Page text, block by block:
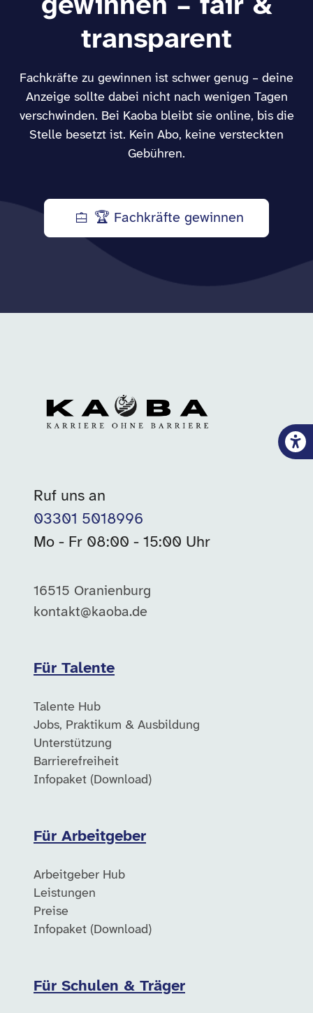
gewinnen – fair &
transparent
Fachkräfte zu gewinnen ist schwer genug – deine
Anzeige sollte dabei nicht nach wenigen Tagen
verschwinden. Bei Kaoba bleibt sie online, bis die
Stelle besetzt ist. Kein Abo, keine versteckten
Gebühren.
🏆 Fachkräfte gewinnen
Ruf uns an
03301 5018996
Mo - Fr 08:00 - 15:00 Uhr
16515 Oranienburg
kontakt@kaoba.de
Für Talente
Talente Hub
Jobs, Praktikum & Ausbildung
Unterstützung
Barrierefreiheit
Infopaket (Download)
Für Arbeitgeber
Arbeitgeber Hub
Leistungen
Preise
Infopaket (Download)
Für Schulen & Träger